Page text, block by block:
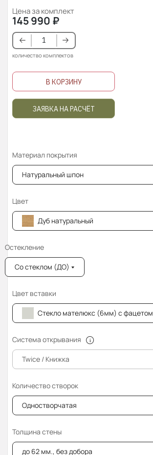
Цена за комплект
145 990 ₽
количество комплектов
В КОРЗИНУ
ЗАЯВКА НА РАСЧЁТ
Материал покрытия
Натуральный шпон
Цвет
Дуб натуральный
Остекление
Со стеклом (ДО)
Цвет вставки
Стекло мателюкс (6мм) с фацетом
Система открывания
Twice / Книжка
Количество створок
Одностворчатая
Толщина стены
до 62 мм., без добора